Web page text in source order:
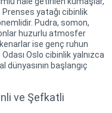
yatağı cibinlik
Pudra, somon,
huzurlu atmosfer
ise genç ruhun
Odası Oslo cibinlik yalnızca
dünyasının başlangıç
ve Şefkatli